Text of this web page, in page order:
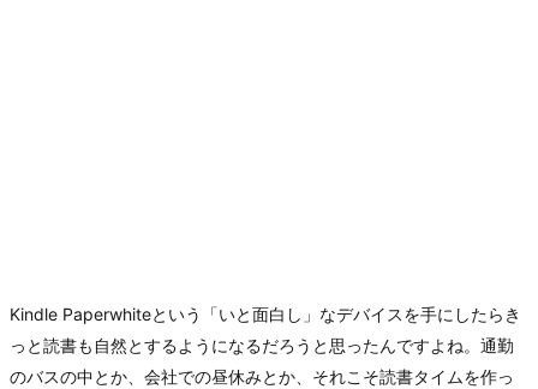
Kindle Paperwhiteという「いと面白し」なデバイスを手にしたらき
っと読書も自然とするようになるだろうと思ったんですよね。通勤
のバスの中とか、会社での昼休みとか、それこそ読書タイムを作っ